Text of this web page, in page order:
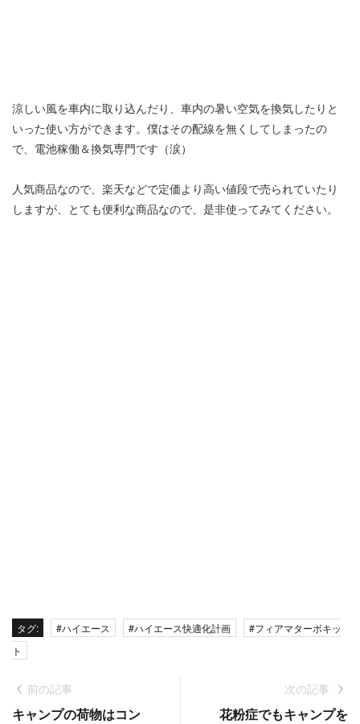
涼しい風を車内に取り込んだり、車内の暑い空気を換気したりと
いった使い方ができます。僕はその配線を無くしてしまったの
で、電池稼働＆換気専門です（涙）
人気商品なので、楽天などで定価より高い値段で売られていたり
しますが、とても便利な商品なので、是非使ってみてください。
タグ: #ハイエース #ハイエース快適化計画
#フィアマターボキッ
ト
前の記事
キャンプの荷物はコン
次の記事
花粉症でもキャンプを